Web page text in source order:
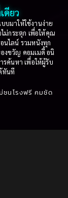
ดียว
บมาให้ใช้งานง่าย
ม่กระตุก เพื่อให้คุณ
นไลน์ รวมหนังทุก
งขวัญ คอมเมดี้ อนิ
ค้นหา เพื่อให้ผู้รับ
ทันที
ชนโรงฟรี คมชัด